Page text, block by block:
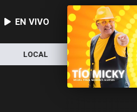
EN VIVO
LOCAL NACIONAL